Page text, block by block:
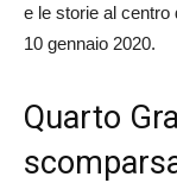
e le storie al centro
10 gennaio 2020.
Quarto